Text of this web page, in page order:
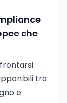
che
tra
e